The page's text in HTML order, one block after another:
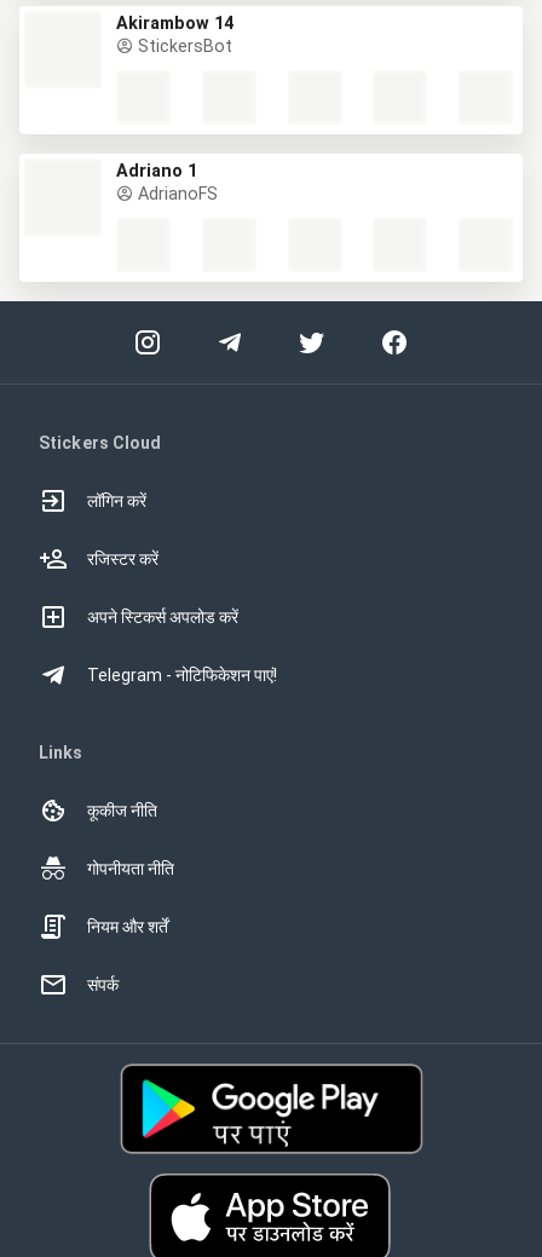
Akirambow 14
StickersBot
Adriano 1
AdrianoFS
Stickers Cloud
लॉगिन करें
रजिस्टर करें
अपने स्टिकर्स अपलोड करें
Telegram - नोटिफिकेशन पाएं!
Links
कूकीज नीति
गोपनीयता नीति
नियम और शर्तें
संपर्क